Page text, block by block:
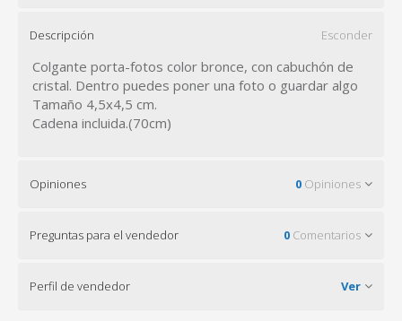
Descripción Esconder
Colgante porta-fotos color bronce, con cabuchón de
cristal. Dentro puedes poner una foto o guardar algo
Tamaño 4,5x4,5 cm.
Cadena incluida.(70cm)
Opiniones 0 Opiniones
Preguntas para el vendedor 0 Comentarios
Perfil de vendedor Ver